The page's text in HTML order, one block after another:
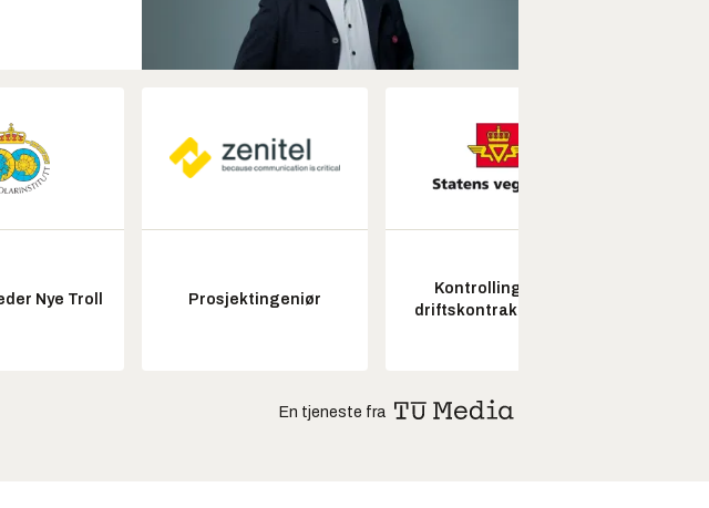
Nye Troll Prosjektingeniør
Kontrollingeniør
driftskontrakt elektro
En tjeneste fra